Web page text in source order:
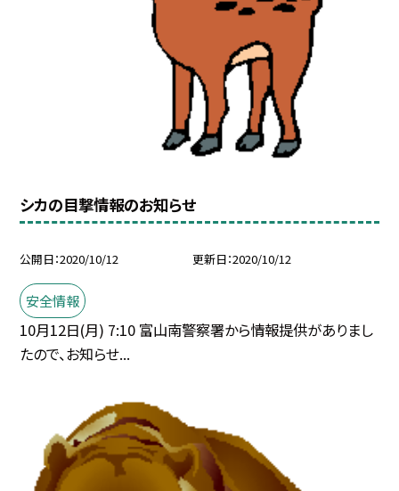
シカの目撃情報のお知らせ
公開日 2020/10/12 更新日 2020/10/12
安全情報
10月12日(月) 7:10 富山南警察署から情報提供がありまし
たので、お知らせ...